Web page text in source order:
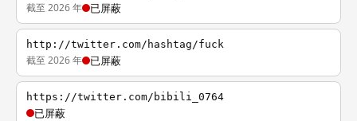
截至 2026 年 已屏蔽
http://twitter.com/hashtag/fuck
截至 2026 年 已屏蔽
https://twitter.com/bibili_0764
已屏蔽